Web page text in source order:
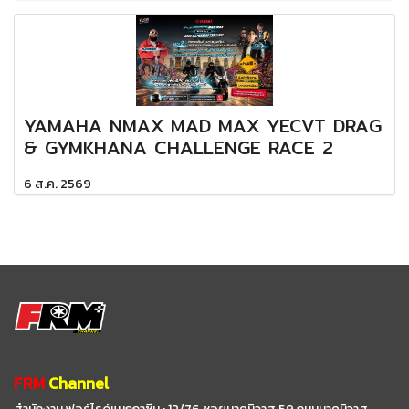
YAMAHA NMAX MAD MAX YECVT DRAG
& GYMKHANA CHALLENGE RACE 2
6 ส.ค. 2569
FRMChannel